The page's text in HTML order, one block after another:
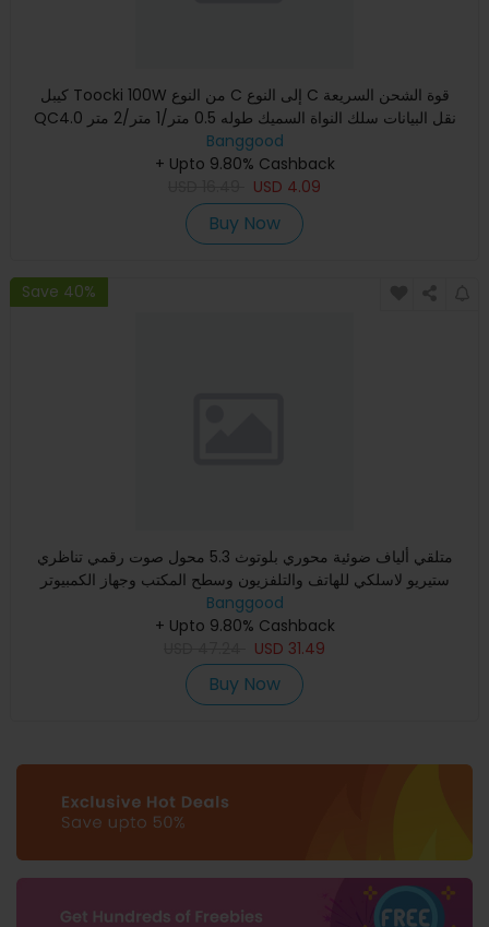
كيبل Toocki 100W من النوع C إلى النوع C قوة الشحن السريعة
QC4.0 نقل البيانات سلك النواة السميك طوله 0.5 متر/1 متر/2 متر
Banggood
+ Upto 9.80% Cashback
USD 4.09
Buy Now
Save 40%
متلقي ألياف ضوئية محوري بلوتوث 5.3 محول صوت رقمي تناظري
ستيريو لاسلكي للهاتف والتلفزيون وسطح المكتب وجهاز الكمبيوتر
Banggood
+ Upto 9.80% Cashback
USD 31.49
Buy Now